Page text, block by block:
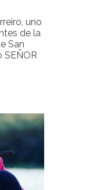
uno
de la
San
SEÑOR